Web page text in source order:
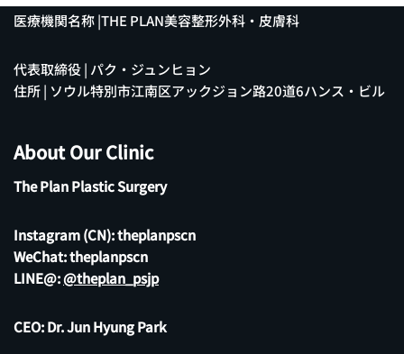
医療機関名称 |THE PLAN美容整形外科・皮膚科
代表取締役 | パク・ジュンヒョン
住所 | ソウル特別市江南区アックジョン路20道6ハンス・ビル
About Our Clinic
The Plan Plastic Surgery
Instagram (CN):theplanpscn
WeChat: theplanpscn
LINE@:@theplan_psjp
CEO: Dr. Jun Hyung Park